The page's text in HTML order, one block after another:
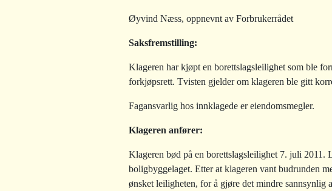
Øyvind Næss, oppnevnt av Forbrukerrådet
Saksfremstilling:
Klageren har kjøpt en borettslagsleilighet som ble
forkjøpsrett. Tvisten gjelder om klageren ble gitt
Fagansvarlig hos innklagede er eiendomsmegler.
Klageren anfører:
Klageren bød på en borettslagsleilighet 7. juli
boligbyggelaget. Etter at klageren vant budrunden
ønsket leiligheten, for å gjøre det mindre sannsynlig